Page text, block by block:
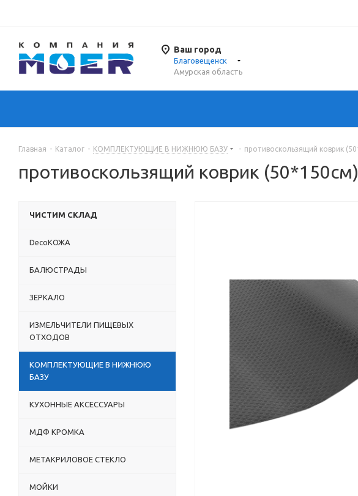
Ваш город
Благовещенск
Амурская область
Главная - Каталог - КОМПЛЕКТУЮЩИЕ В НИЖНЮЮ БАЗУ - противоскользящий коврик
противоскользящий коврик
ЧИСТИМ СКЛАД
DecoКОЖА
БАЛЮСТРАДЫ
ЗЕРКАЛО
ИЗМЕЛЬЧИТЕЛИ ПИЩЕВЫХ
ОТХОДОВ
КОМПЛЕКТУЮЩИЕ В НИЖНЮЮ
БАЗУ
КУХОННЫЕ АКСЕССУАРЫ
МДФ КРОМКА
МЕТАКРИЛОВОЕ СТЕКЛО
МОЙКИ